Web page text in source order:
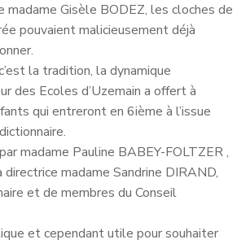
madame Gisèle BODEZ, les cloches de
pouvaient malicieusement déjà
la tradition, la dynamique
des Ecoles d’Uzemain a offert à
qui entreront en 6ième à l’issue
madame Pauline BABEY-FOLTZER ,
madame Sandrine DIRAND,
et de membres du Conseil
et cependant utile pour souhaiter